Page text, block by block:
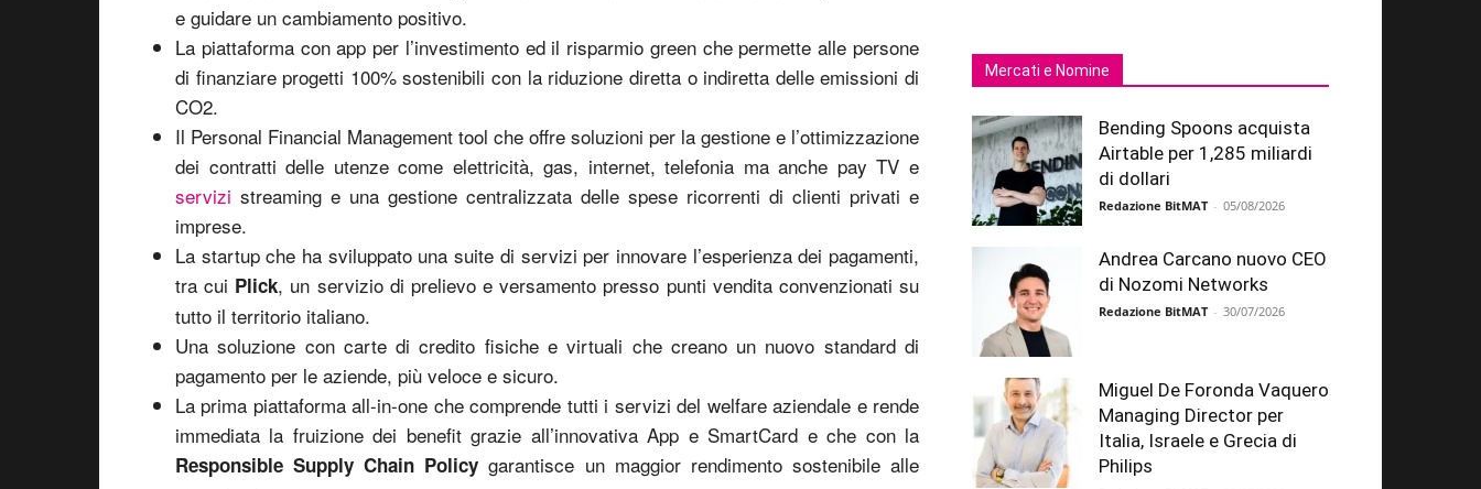
e guidare un cambiamento positivo.
La piattaforma con app per l’investimento ed il risparmio green che permette alle persone
di finanziare progetti 100% sostenibili con la riduzione diretta o indiretta delle emissioni di
CO2.
Il Personal Financial Management tool che offre soluzioni per la gestione e l’ottimizzazione
dei contratti delle utenze come elettricità, gas, internet, telefonia ma anche pay TV e
servizi streaming e una gestione centralizzata delle spese ricorrenti di clienti privati e
imprese.
La startup che ha sviluppato una suite di servizi per innovare l’esperienza dei pagamenti,
tra cui Plick, un servizio di prelievo e versamento presso punti vendita convenzionati su
tutto il territorio italiano.
Una soluzione con carte di credito fisiche e virtuali che creano un nuovo standard di
pagamento per le aziende, più veloce e sicuro.
La prima piattaforma all-in-one che comprende tutti i servizi del welfare aziendale e rende
immediata la fruizione dei benefit grazie all’innovativa App e SmartCard e che con la
Responsible Supply Chain Policygarantisce un maggior rendimento sostenibile alle
Mercati e Nomine
Bending Spoons acquista
Airtable per 1,285 miliardi
di dollari
Redazione BitMAT - 05/08/2026
Andrea Carcano nuovo CEO
di Nozomi Networks
Redazione BitMAT - 30/07/2026
Miguel De Foronda Vaquero
Managing Director per
Italia, Israele e Grecia di
Philips